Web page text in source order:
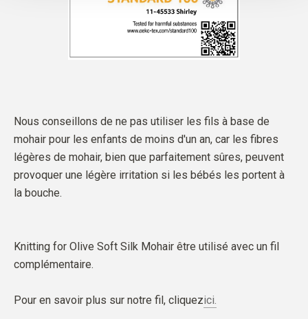
Nous conseillons de ne pas utiliser les fils à base de
mohair pour les enfants de moins d'un an, car les fibres
légères de mohair, bien que parfaitement sûres, peuvent
provoquer une légère irritation si les bébés les portent à
la bouche.
Knitting for Olive Soft Silk Mohair être utilisé avec un fil
complémentaire.
Pour en savoir plus sur notre fil, cliquezici.